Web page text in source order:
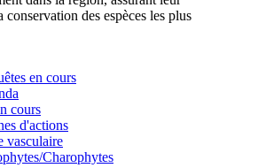
conservation des espèces les plus
en cours
cours
d'actions
vasculaire
Charophytes